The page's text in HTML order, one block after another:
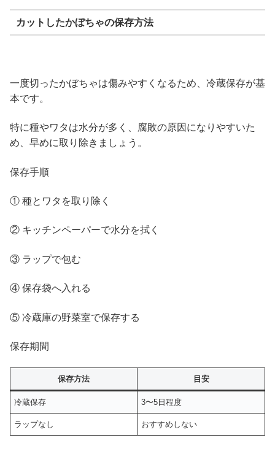
カットしたかぼちゃの保存方法
一度切ったかぼちゃは傷みやすくなるため、冷蔵保存が基
本です。
特に種やワタは水分が多く、腐敗の原因になりやすいた
め、早めに取り除きましょう。
保存手順
① 種とワタを取り除く
② キッチンペーパーで水分を拭く
③ ラップで包む
④ 保存袋へ入れる
⑤ 冷蔵庫の野菜室で保存する
保存期間
保存方法 目安
冷蔵保存 3〜5日程度
ラップなし おすすめしない